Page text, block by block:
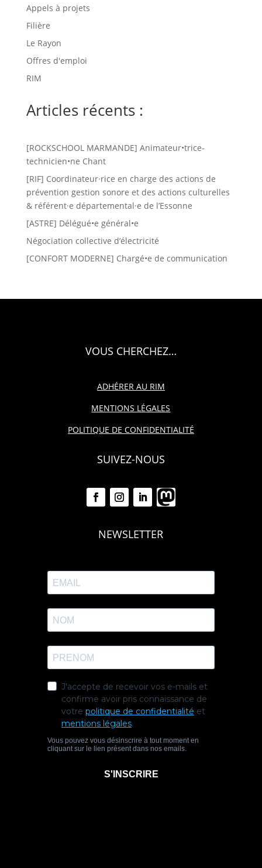
Appels à projets
Filière
Le Rayon
Offres d'emploi
RIM
Articles récents :
[ROCKSCHOOL MARMANDE] Animateur•trice-
technicien•ne Chant
[RIF] Coordinateur·rice en charge des actions de
prévention gestion sonore et des actions culturelles
& référent·e départemental·e de l’Essonne
[ASTRE] Délégué•e général•e
Négociation collective d’électricité
[CONFORT MODERNE] Chargé•e de communication
VOUS CHERCHEZ…
ADHÉRER AU RIM
MENTIONS LÉGALES
POLITIQUE DE CONFIDENTIALITÉ
SUIVEZ-NOUS
NEWSLETTER